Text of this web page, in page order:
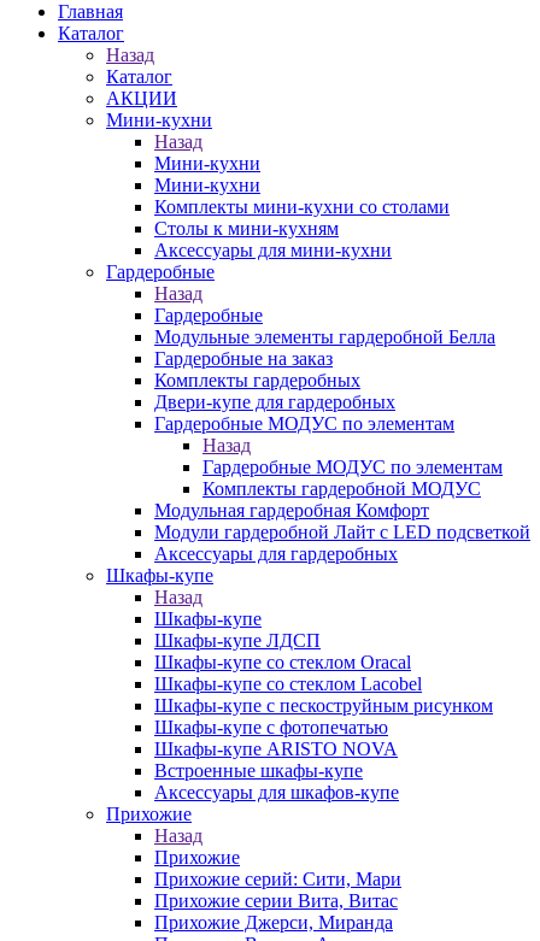
Главная
Каталог
Назад
Каталог
АКЦИИ
Мини-кухни
Назад
Мини-кухни
Мини-кухни
Комплекты мини-кухни со столами
Столы к мини-кухням
Аксессуары для мини-кухни
Гардеробные
Назад
Гардеробные
Модульные элементы гардеробной Белла
Гардеробные на заказ
Комплекты гардеробных
Двери-купе для гардеробных
Гардеробные МОДУС по элементам
Назад
Гардеробные МОДУС по элементам
Комплекты гардеробной МОДУС
Модульная гардеробная Комфорт
Модули гардеробной Лайт с LED подсветкой
Аксессуары для гардеробных
Шкафы-купе
Назад
Шкафы-купе
Шкафы-купе ЛДСП
Шкафы-купе со стеклом Oracal
Шкафы-купе со стеклом Lacobel
Шкафы-купе с пескоструйным рисунком
Шкафы-купе с фотопечатью
Шкафы-купе ARISTO NOVA
Встроенные шкафы-купе
Аксессуары для шкафов-купе
Прихожие
Назад
Прихожие
Прихожие серий: Сити, Мари
Прихожие серии Вита, Витас
Прихожие Джерси, Миранда